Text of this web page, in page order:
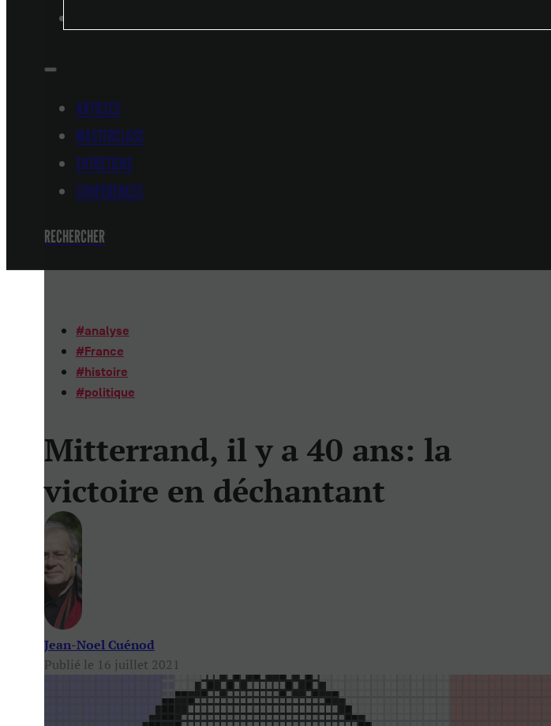
ARTICLES
MASTERCLASS
ENTRETIENS
CONFÉRENCES
RECHERCHER
#analyse
#France
#histoire
#politique
Mitterrand, il y a 40 ans: la
victoire en déchantant
Jean-Noel Cuénod
Publié le 16 juillet 2021